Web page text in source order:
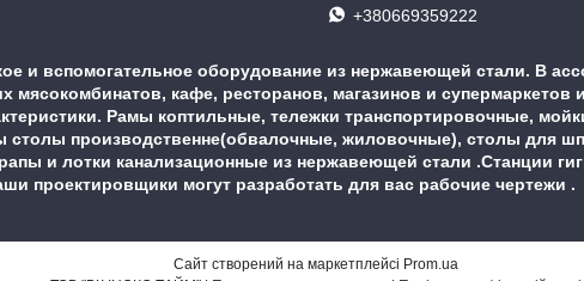
+380669359222
и вспомогательное оборудование из нержавеющей стали. В
кафе, ресторанов, магазинов и супермаркетов
Рамы коптильные, тележки транспортировочные,
производственне(обвалочные, жиловочные), столы для
и лотки канализационные из нержавеющей стали .Станции
проектировщики могут разработать для вас рабочие чертежи .
Сайт створений на маркетплейсі Prom.ua